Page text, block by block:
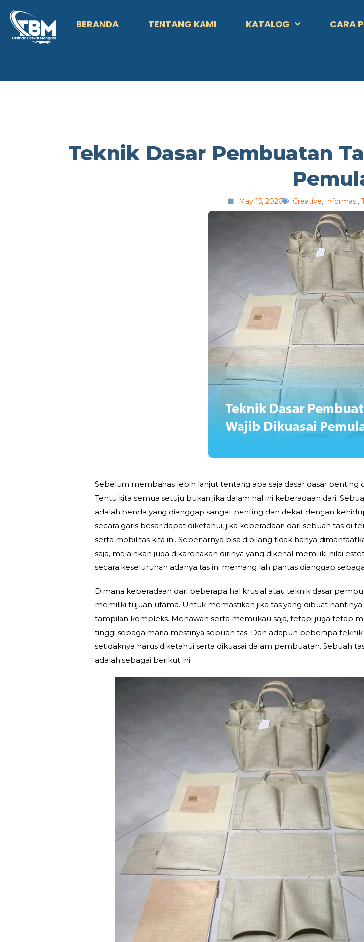
BERANDA TENTANG KAMI KATALOG CARA
Teknik Dasar Pembuatan
May 15, 2026 Creative, Informasi,
Sebelum membahas lebih lanjut tentang apa saja dasar dasar penting
Tentu kita semua setuju bukan jika dalam hal ini keberadaan dari.
adalah benda yang dianggap sangat penting dan dekat dengan
secara garis besar dapat diketahui, jika keberadaan dari sebuah tas di
serta mobilitas kita ini. Sebenarnya bisa dibilang tidak hanya
saja, melainkan juga dikarenakan dirinya yang dikenal memiliki nilai
secara keseluruhan adanya tas ini memang lah pantas dianggap
Dimana keberadaan dari beberapa hal krusial atau teknik dasar
memiliki tujuan utama. Untuk memastikan jika tas yang dibuat
tampilan kompleks. Menawan serta memukau saja, tetapi juga tetap
tinggi sebagaimana mestinya sebuah tas. Dan adapun beberapa
setidaknya harus diketahui serta dikuasai dalam pembuatan. Sebuah
adalah sebagai berikut ini: